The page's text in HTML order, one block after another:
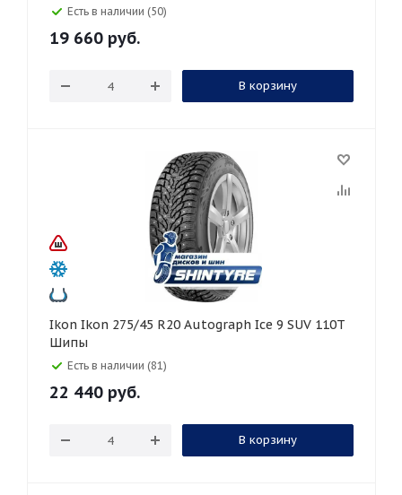
Есть в наличии (50)
19 660 руб.
В корзину
Ikon Ikon 275/45 R20 Autograph Ice 9 SUV 110T
Шипы
Есть в наличии (81)
22 440 руб.
В корзину